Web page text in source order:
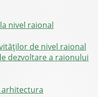
nivel raional
de nivel raional
dezvoltare a raionului